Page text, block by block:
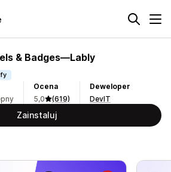
& Badges—Lably
Ocena
5,0
(619)
Deweloper
DevIT
Zainstaluj